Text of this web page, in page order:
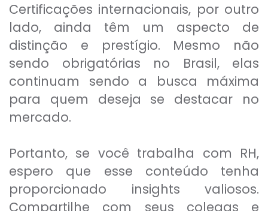
Certificações internacionais, por outro
lado, ainda têm um aspecto de
distinção e prestígio. Mesmo não
sendo obrigatórias no Brasil, elas
continuam sendo a busca máxima
para quem deseja se destacar no
mercado.
Portanto, se você trabalha com RH,
espero que esse conteúdo tenha
proporcionado insights valiosos.
Compartilhe com seus colegas e